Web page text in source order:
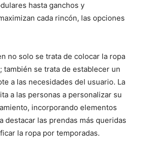
hasta ganchos y
cada rincón, las opciones
no solo se trata de colocar la ropa
también se trata de establecer un
a las necesidades del usuario. La
a las personas a personalizar su
incorporando elementos
destacar las prendas más queridas
la ropa por temporadas.